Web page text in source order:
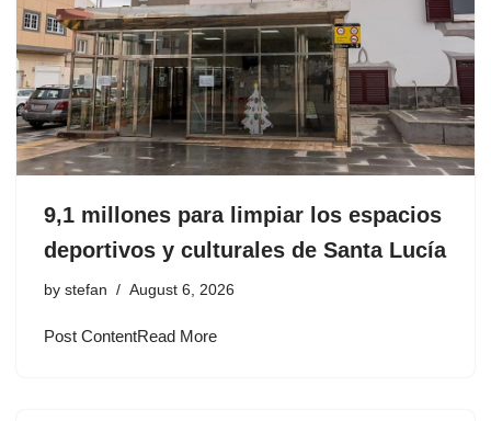
9,1 millones para limpiar los espacios
deportivos y culturales de Santa Lucía
by stefan August 6, 2026
Post ContentRead More